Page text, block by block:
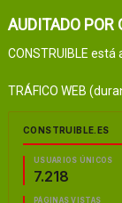
AUDITADO POR
CONSTRUIBLE
TRÁFICO WEB